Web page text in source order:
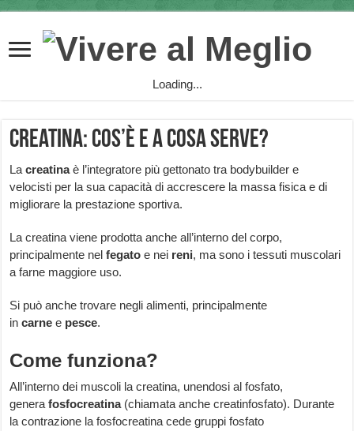
Loading...
Creatina: cos’è e a cosa serve?
Lacreatinaè l’integratore più gettonato tra bodybuilder e
velocisti per la sua capacità di accrescere la massa fisica e di
migliorare la prestazione sportiva.
La creatina viene prodotta anche all’interno del corpo,
principalmente nelfegato e nei reni, ma sono i tessuti muscolari
a farne maggiore uso.
Si può anche trovare negli alimenti, principalmente
incarne e pesce.
Come funziona?
All’interno dei muscoli la creatina, unendosi al fosfato,
generafosfocreatina(chiamata anche creatinfosfato). Durante
la contrazione la fosfocreatina cede gruppi fosfato